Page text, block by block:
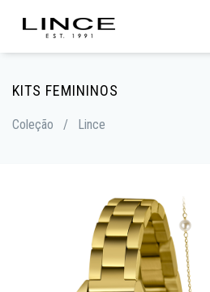
KITS FEMININOS
Coleção / Lince